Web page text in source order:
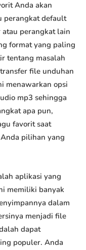
Anda akan
perangkat default
perangkat lain
format yang paling
tentang masalah
file unduhan
menawarkan opsi
mp3 sehingga
apa pun,
favorit saat
pilihan yang
aplikasi yang
memiliki banyak
dalam
menjadi file
dapat
populer. Anda